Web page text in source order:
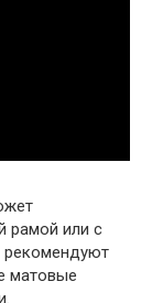
рамой или с
рекомендуют
матовые